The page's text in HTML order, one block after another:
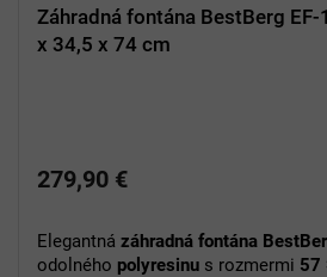
Záhradná fontána BestBerg
x 34,5 x 74 cm
279,90 €
Elegantná záhradná fontána
odolného polyresinu s rozmermi 57